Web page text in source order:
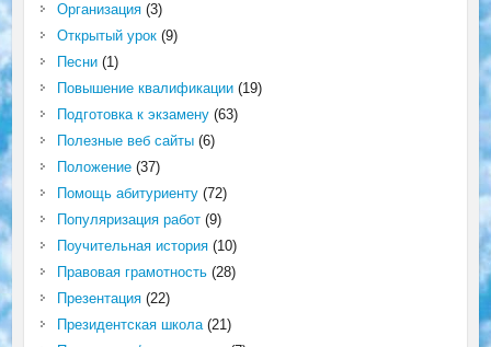
Организация(3)
Открытый урок(9)
Песни(1)
Повышение квалификации(19)
Подготовка к экзамену(63)
Полезные веб сайты(6)
Положение(37)
Помощь абитуриенту(72)
Популяризация работ(9)
Поучительная история(10)
Правовая грамотность(28)
Презентация(22)
Президентская школа(21)